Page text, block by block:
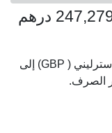
50000 جنيه استرليني = 247,279.23 درهم
يتم عرض أسعار الصرف من 50000 جنيه استرليني ( GBP) إلى